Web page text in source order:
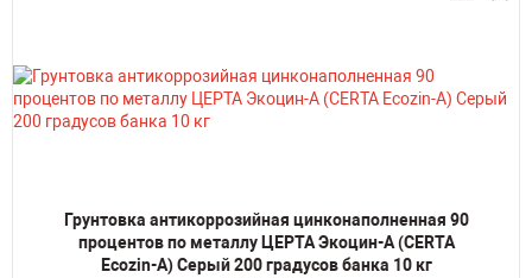
Грунтовка антикоррозийная цинконаполненная 90
процентов по металлу ЦЕРТА Экоцин-А (CERTA
Ecozin-A) Серый 200 градусов банка 10 кг